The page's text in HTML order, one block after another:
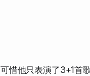
可惜他只表演了3+1首